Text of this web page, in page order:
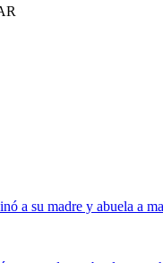
a su madre y abuela a